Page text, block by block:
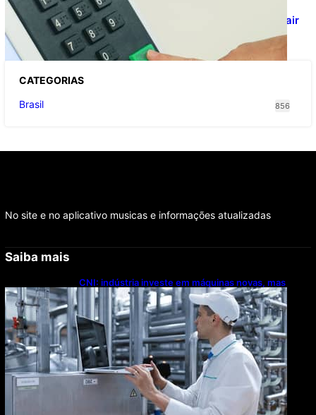
Viracasacas? Em 2022, 259 municípios
votaram mais em Lula no 1º turno e em Jair
no 2º
CATEGORIAS
Brasil
856
No site e no aplicativo musicas e informações atualizadas
Saiba mais
CNI: indústria investe em máquinas novas, mas
modernização tecnológica avança lentamente